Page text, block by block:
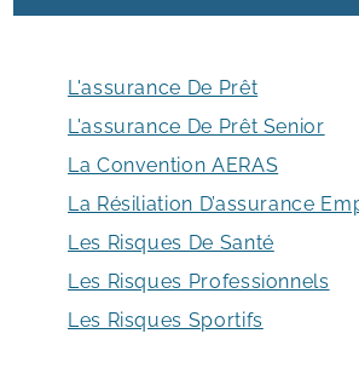
L'assurance De Prêt
L'assurance De Prêt Senior
La Convention AERAS
La Résiliation D’assurance
Les Risques De Santé
Les Risques Professionnels
Les Risques Sportifs